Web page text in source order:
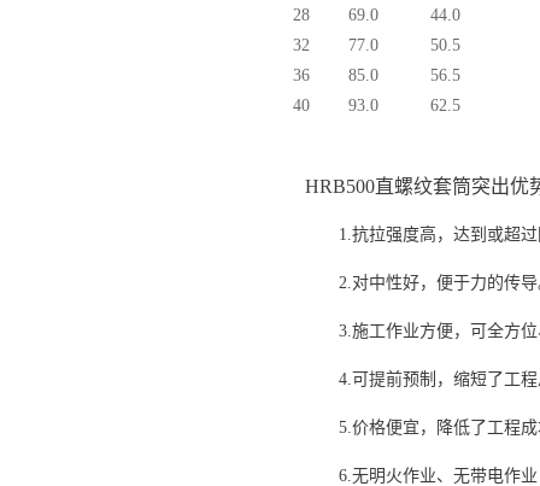
28
69.0
44.0
32
77.0
50.5
36
85.0
56.5
40
93.0 62.5
HRB500直螺纹套筒突出优
1.抗拉强度高，达到或超过
2.对中性好，便于力的传导
3.施工作业方便，可全方位
4.可提前预制，缩短了工程
5.价格便宜，降低了工程成
6.无明火作业、无带电作业